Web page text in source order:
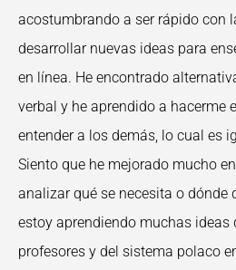
acostumbrando a ser rápido con
desarrollar nuevas ideas para
en línea. He encontrado
verbal y he aprendido a hacerme
entender a los demás, lo cual es
Siento que he mejorado mucho
analizar qué se necesita o dónde
estoy aprendiendo muchas ideas
profesores y del sistema polaco